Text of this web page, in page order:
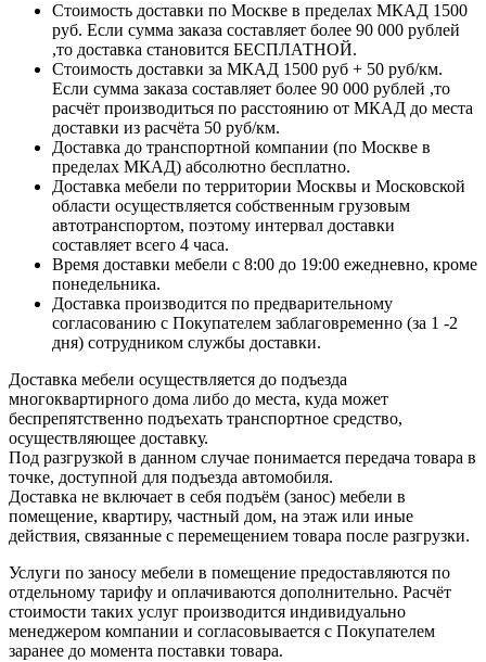
Стоимость доставки по Москве в пределах МКАД 1500
руб. Если сумма заказа составляет более 90 000 рублей
,то доставка становится БЕСПЛАТНОЙ.
Стоимость доставки за МКАД 1500 руб + 50 руб/км.
Если сумма заказа составляет более 90 000 рублей ,то
расчёт производиться по расстоянию от МКАД до места
доставки из расчёта 50 руб/км.
Доставка до транспортной компании (по Москве в
пределах МКАД) абсолютно бесплатно.
Доставка мебели по территории Москвы и Московской
области осуществляется собственным грузовым
автотранспортом, поэтому интервал доставки
составляет всего 4 часа.
Время доставки мебели с 8:00 до 19:00 ежедневно, кроме
понедельника.
Доставка производится по предварительному
согласованию с Покупателем заблаговременно (за 1 -2
дня) сотрудником службы доставки.
Доставка мебели осуществляется до подъезда
многоквартирного дома либо до места, куда может
беспрепятственно подъехать транспортное средство,
осуществляющее доставку.
Под разгрузкой в данном случае понимается передача товара в
точке, доступной для подъезда автомобиля.
Доставка не включает в себя подъём (занос) мебели в
помещение, квартиру, частный дом, на этаж или иные
действия, связанные с перемещением товара после разгрузки.
Услуги по заносу мебели в помещение предоставляются по
отдельному тарифу и оплачиваются дополнительно. Расчёт
стоимости таких услуг производится индивидуально
менеджером компании и согласовывается с Покупателем
заранее до момента поставки товара.